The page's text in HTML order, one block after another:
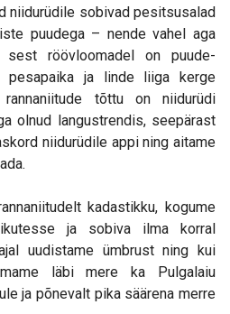
niidurüdile sobivad pesitsusalad
puudega – nende vahel aga
röövloomadel on puude-
pesapaika ja linde liiga kerge
rannaniitude tõttu on niidurüdi
olnud langustrendis, seepärast
niidurüdile appi ning aitame
kadastikku, kogume
ja sobiva ilma korral
uudistame ümbrust ning kui
läbi mere ka Pulgalaiu
ja põnevalt pika säärena merre